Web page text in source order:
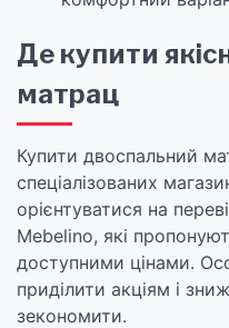
Де купити
матрац
Купити двоспальний
спеціалізованих
орієнтуватися на
Mebelino, які
доступними цінами.
приділити акціям і
зекономити.